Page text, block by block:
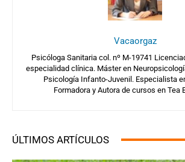
Vacaorgaz
Psicóloga Sanitaria col. nº M-19741
especialidad clínica. Máster en
Psicología Infanto-Juvenil. Especialista
Formadora y Autora de cursos en Tea
ÚLTIMOS ARTÍCULOS